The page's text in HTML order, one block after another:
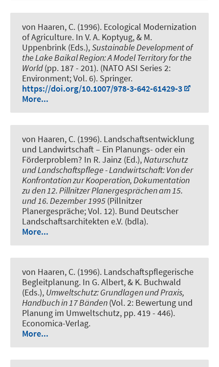
von Haaren, C. (1996). Ecological Modernization
of Agriculture. In V. A. Koptyug, & M.
Uppenbrink (Eds.),Sustainable Development of
the Lake Baikal Region: A Model Territory for the
World(pp. 187 - 201). (NATO ASI Series 2:
Environment; Vol. 6). Springer.
https://doi.org/10.1007/978-3-642-61429-3
More...
von Haaren, C. (1996). Landschaftsentwicklung
und Landwirtschaft – Ein Planungs- oder ein
Förderproblem? In R. Jainz (Ed.),Naturschutz
und Landschaftspflege - Landwirtschaft: Von der
Konfrontation zur Kooperation, Dokumentation
zu den 12. Pillnitzer Planergesprächen am 15.
und 16. Dezember 1995(Pillnitzer
Planergespräche; Vol. 12). Bund Deutscher
Landschaftsarchitekten e.V. (bdla).
More...
von Haaren, C. (1996). Landschaftspflegerische
Begleitplanung. In G. Albert, & K. Buchwald
(Eds.), Umweltschutz: Grundlagen und Praxis,
Handbuch in 17 Bänden(Vol. 2: Bewertung und
Planung im Umweltschutz, pp. 419 - 446).
Economica-Verlag.
More...